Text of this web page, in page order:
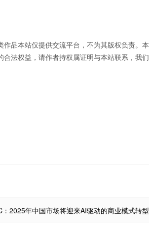
品本站仅提供交流平台，不为其版权负责。本
法权益，请作者持权属证明与本站联系，我们
：2025年中国市场将迎来AI驱动的商业模式转型